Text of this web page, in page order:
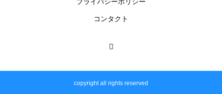
コンタクト
copyright all rights reserved